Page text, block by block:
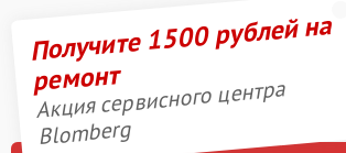
Получите 1500 рублей на
ремонт
Акция сервисного центра
Blomberg